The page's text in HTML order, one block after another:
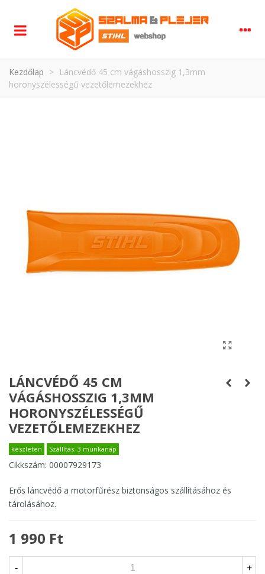
Kezdőlap >
Láncvédő 45 cm vágáshosszig 1,3mm
horonyszélességű vezetőlemezekhez
LÁNCVÉDŐ 45 CM
VÁGÁSHOSSZIG 1,3MM
HORONYSZÉLESSÉGŰ
VEZETŐLEMEZEKHEZ
készleten Szállítás: 3 munkanap
Cikkszám: 00007929173
Erős láncvédő a motorfűrész biztonságos szállításához és
tárolásához.
1 990 Ft
- +